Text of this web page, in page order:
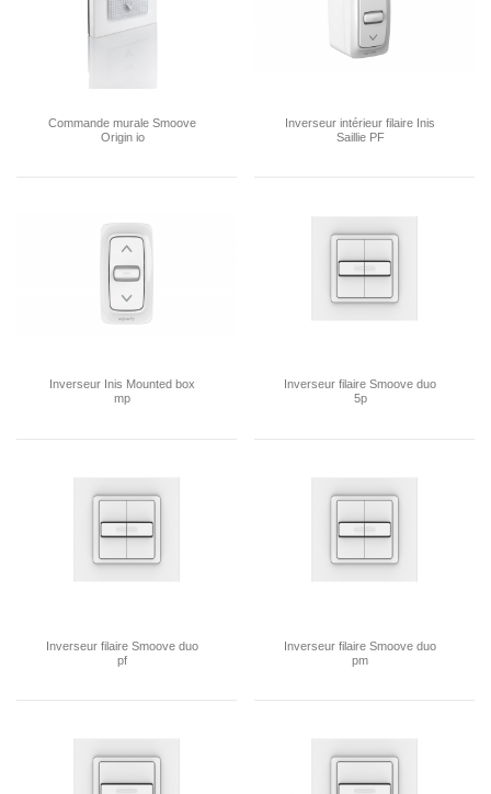
Commande murale Smoove
Origin io
Inverseur intérieur filaire Inis
Saillie PF
Inverseur Inis Mounted box
mp
Inverseur filaire Smoove duo
5p
Inverseur filaire Smoove duo
pf
Inverseur filaire Smoove duo
pm